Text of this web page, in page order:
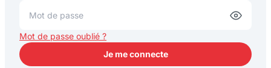
Mot de passe oublié ?
Je me connecte
Je me connecte